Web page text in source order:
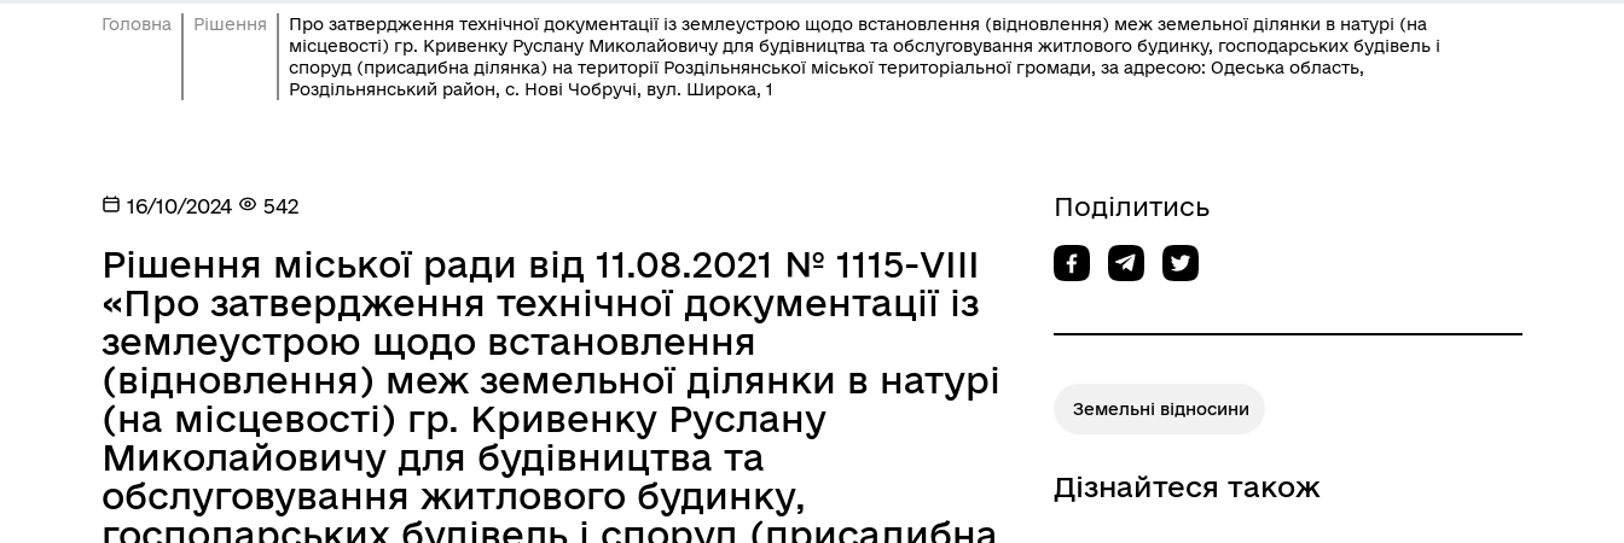
Засідання виконавчого
Головна Рішення
Про затвердження технічної документації із землеустрою щодо встановлення (відновлення) меж земельної ділянки в натурі (на
місцевості) гр. Кривенку Руслану Миколайовичу для будівництва та обслуговування житлового будинку, господарських будівель і
споруд (присадибна ділянка) на території Роздільнянської міської територіальної громади, за адресою: Одеська область,
Роздільнянський район, с. Нові Чобручі, вул. Широка, 1
16/10/2024 542
Рішення міської ради від 11.08.2021 № 1115-VIII
«Про затвердження технічної документації із
землеустрою щодо встановлення
(відновлення) меж земельної ділянки в натурі
(на місцевості) гр. Кривенку Руслану
Миколайовичу для будівництва та
обслуговування житлового будинку,
господарських будівель і споруд (присадибна
Поділитись
Земельні відносини
Дізнайтеся також